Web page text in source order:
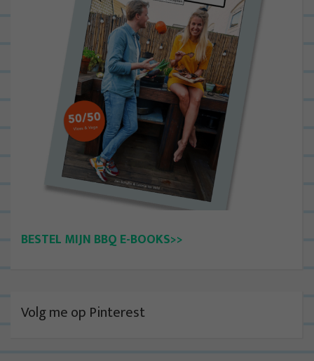
BESTEL MIJN BBQ E-BOOKS>>
Volg me op Pinterest